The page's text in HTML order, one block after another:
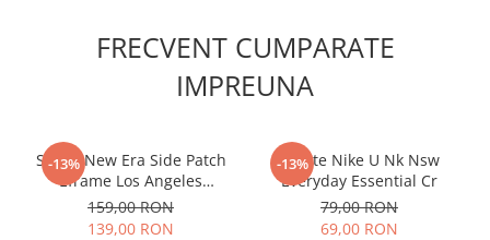
FRECVENT CUMPARATE
IMPREUNA
-13%
Sapca New Era Side Patch
Eframe Los Angeles
Dodgers Brs
159,00 RON
139,00 RON
-13%
Sosete Nike U Nk Nsw
Everyday Essential Cr
79,00 RON
69,00 RON